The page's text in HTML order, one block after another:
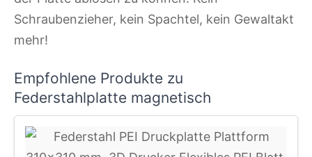
Schraubenzieher, kein Spachtel, kein Gewaltakt
mehr!
Empfohlene Produkte zu
Federstahlplatte magnetisch